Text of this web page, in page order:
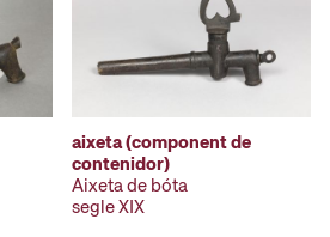
aixeta (component de
contenidor)
Aixeta de bóta
segle XIX